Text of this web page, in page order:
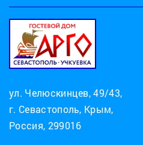
ул. Челюскинцев, 49/43,
г. Севастополь, Крым,
Россия, 299016